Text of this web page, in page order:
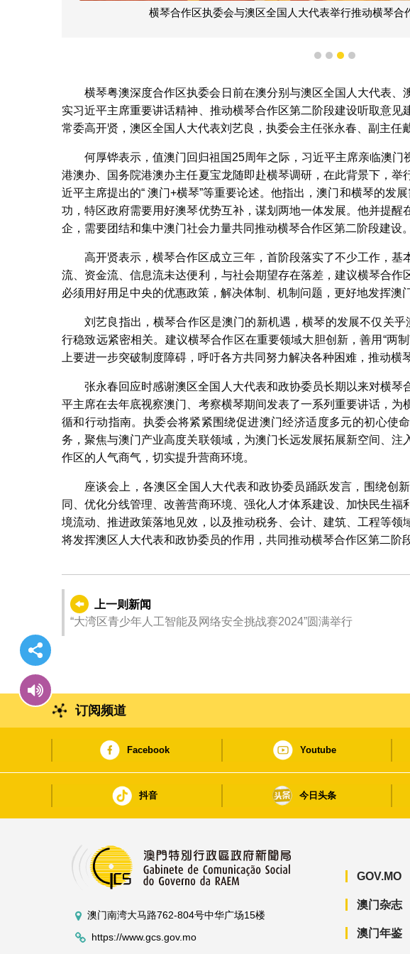
横琴合作区执委会与澳区全国人大代表举行推动横琴合
1 2 3 4
横琴粤澳深度合作区执委会日前在澳分别与澳区全国人大代表、
实习近平主席重要讲话精神、推动横琴合作区第二阶段建设听取意见
常委高开贤，澳区全国人大代表刘艺良，执委会主任张永春、副主任
何厚铧表示，值澳门回归祖国25周年之际，习近平主席亲临澳门
港澳办、国务院港澳办主任夏宝龙随即赴横琴调研，在此背景下，举
近平主席提出的“ 澳门+横琴”等重要论述。他指出，澳门和横琴的发
功，特区政府需要用好澳琴优势互补，谋划两地一体发展。他并提醒
企，需要团结和集中澳门社会力量共同推动横琴合作区第二阶段建设。
高开贤表示，横琴合作区成立三年，首阶段落实了不少工作，基
流、资金流、信息流未达便利，与社会期望存在落差，建议横琴合作
必须用好用足中央的优惠政策，解决体制、机制问题，更好地发挥澳
刘艺良指出，横琴合作区是澳门的新机遇，横琴的发展不仅关乎
行稳致远紧密相关。建议横琴合作区在重要领域大胆创新，善用“两
上要进一步突破制度障碍，呼吁各方共同努力解决各种困难，推动横
张永春回应时感谢澳区全国人大代表和政协委员长期以来对横琴
平主席在去年底视察澳门、考察横琴期间发表了一系列重要讲话，为
循和行动指南。执委会将紧紧围绕促进澳门经济适度多元的初心使
务，聚焦与澳门产业高度关联领域，为澳门长远发展拓展新空间、注
作区的人气商气，切实提升营商环境。
座谈会上，各澳区全国人大代表和政协委员踊跃发言，围绕创
同、优化分线管理、改善营商环境、强化人才体系建设、加快民生
境流动、推进政策落地见效，以及推动税务、会计、建筑、工程等领
将发挥澳区人大代表和政协委员的作用，共同推动横琴合作区第二阶
上一则新闻
“大湾区青少年人工智能及网络安全挑战赛2024”圆满举行
订阅频道
Facebook Youtube
抖音 今日头条
澳门南湾大马路762-804号中华广场15楼
https://www.gcs.gov.mo
GOV.MO
澳门杂志
澳门年鉴